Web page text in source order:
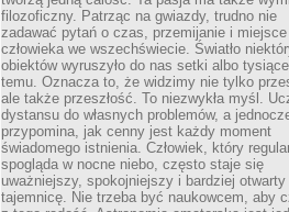
filozoficzny. Patrząc na gwiazdy, trudno nie
zadawać pytań o czas, przemijanie i miejsce
człowieka we wszechświecie. Światło
obiektów wyruszyło do nas setki albo
temu. Oznacza to, że widzimy nie tylko
ale także przeszłość. To niezwykła myśl.
dystansu do własnych problemów, a
przypomina, jak cenny jest każdy moment
świadomego istnienia. Człowiek, który
spogląda w nocne niebo, często staje się
uważniejszy, spokojniejszy i bardziej otwarty
tajemnicę. Nie trzeba być naukowcem, aby